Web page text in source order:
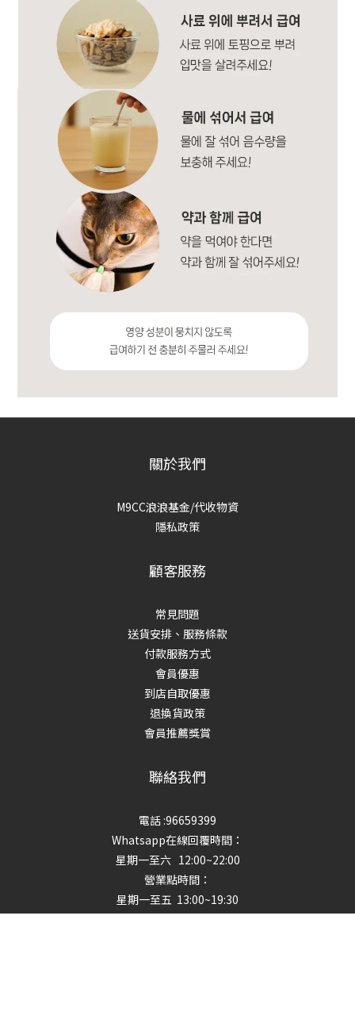
關於我們
M9CC浪浪基金/代收物資
隱私政策
顧客服務
常見問題
送貨安排、服務條款
付款服務方式
會員優惠
到店自取優惠
退換貨政策
會員推薦獎賞
聯絡我們
電話 :96659399
Whatsapp在線回覆時間：
星期一至六 12:00~22:00
營業點時間：
星期一至五 13:00~19:30